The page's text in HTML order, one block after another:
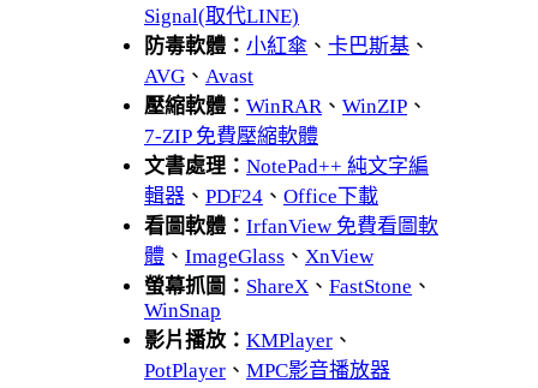
Signal(取代LINE)
防毒軟體： 小紅傘 、 卡巴斯基 、
AVG 、 Avast
壓縮軟體： WinRAR、 WinZIP 、
7-ZIP 免費壓縮軟體
文書處理： NotePad++ 純文字編
輯器 、 PDF24 、 Office下載
看圖軟體： IrfanView 免費看圖軟
體 、 ImageGlass 、 XnView
螢幕抓圖： ShareX 、 FastStone 、
WinSnap
影片播放： KMPlayer 、
PotPlayer 、 MPC影音播放器